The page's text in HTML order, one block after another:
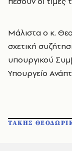
Μάλιστα ο κ.
σχετική
υπουργικού
Υπουργείο
ΤΑΚΗΣ